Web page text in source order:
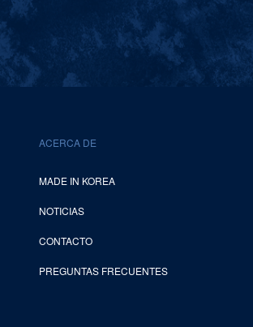
ACERCA DE
MADE IN KOREA
NOTICIAS
CONTACTO
PREGUNTAS FRECUENTES